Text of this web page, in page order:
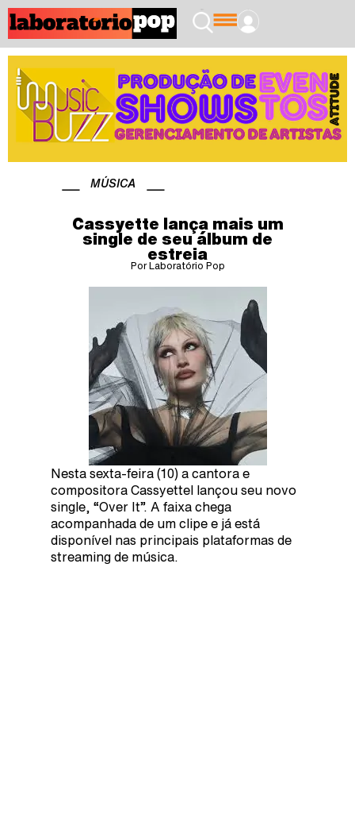
MÚSICA
Cassyette lança mais um
single de seu álbum de
estreia
Por Laboratório Pop
Nesta sexta-feira (10) a cantora e
compositora Cassyettel lançou seu novo
single, “Over It”. A faixa chega
acompanhada de um clipe e já está
disponível nas principais plataformas de
streaming de música.